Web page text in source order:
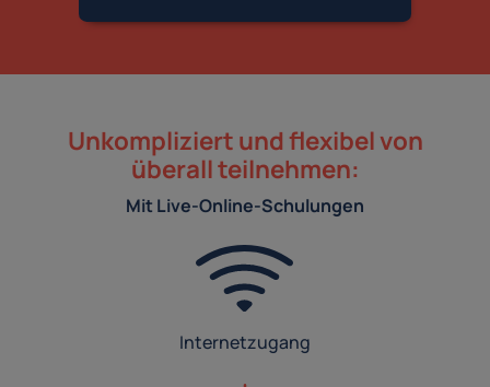
Unkompliziert und flexibel von
überall teilnehmen:
Mit Live-Online-Schulungen
Internetzugang